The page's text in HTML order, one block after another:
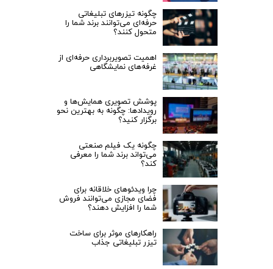
چگونه تیزرهای تبلیغاتی
حرفه‌ای می‌توانند برند شما را
متحول کنند؟
اهمیت تصویربرداری حرفه‌ای از
غرفه‌های نمایشگاهی
پوشش تصویری همایش‌ها و
رویدادها: چگونه به بهترین نحو
برگزار کنید؟
چگونه یک فیلم صنعتی
می‌تواند برند شما را معرفی
کند؟
چرا ویدئوهای خلاقانه برای
فضای مجازی می‌توانند فروش
شما را افزایش دهند؟
راهکارهای موثر برای ساخت
تیزر تبلیغاتی جذاب